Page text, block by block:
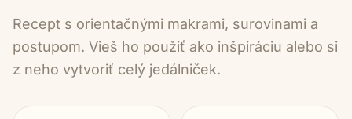
Recept s orientačnými makrami, surovinami a
postupom. Vieš ho použiť ako inšpiráciu alebo si
z neho vytvoriť celý jedálniček.